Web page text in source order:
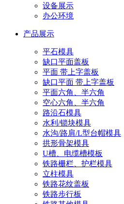
设备展示
办公环境
产品展示
平石模具
缺口平面盖板
平面 带上字盖板
缺口平面 带上字盖板
平面六角、半六角
空心六角、半六角
路沿石模具
水利/锁块模具
水沟/路肩/L型台帽模具
拱形骨架模具
U槽、电缆槽模板
铁路栅栏、护栏模具
立柱模具
铁路花纹盖板
铁路步行板